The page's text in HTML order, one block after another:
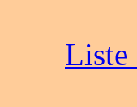
Liste